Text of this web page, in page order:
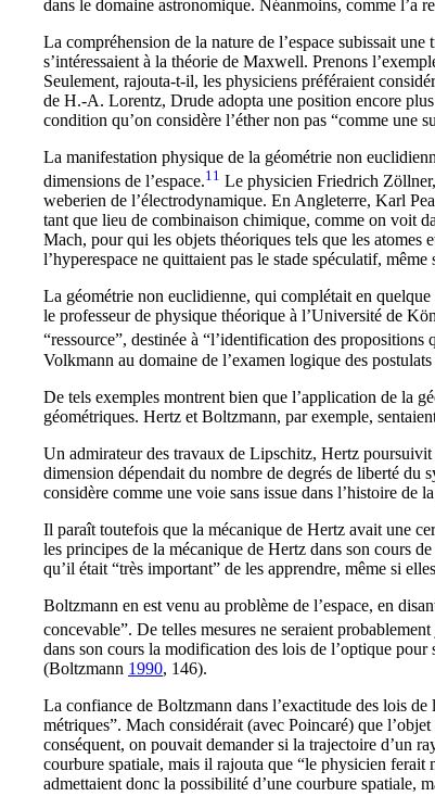
dans le domaine astronomique. Néanmoins, comme l’a
La compréhension de la nature de l’espace subissait
s’intéressaient à la théorie de Maxwell. Prenons
Seulement, rajouta-t-il, les physiciens préféraient
de H.-A. Lorentz, Drude adopta une position encore
condition qu’on considère l’éther non pas “comme une
La manifestation physique de la géométrie non
dimensions de l’espace.11 Le physicien Friedrich
weberien de l’électrodynamique. En Angleterre, Karl
tant que lieu de combinaison chimique, comme on voit
Mach, pour qui les objets théoriques tels que les atomes
l’hyperespace ne quittaient pas le stade spéculatif,
La géométrie non euclidienne, qui complétait en
le professeur de physique théorique à l’Université de
“ressource”, destinée à “l’identification des
Volkmann au domaine de l’examen logique des
De tels exemples montrent bien que l’application de la
géométriques. Hertz et Boltzmann, par exemple,
Un admirateur des travaux de Lipschitz, Hertz
dimension dépendait du nombre de degrés de liberté du
considère comme une voie sans issue dans l’histoire de
Il paraît toutefois que la mécanique de Hertz avait une
les principes de la mécanique de Hertz dans son cours
qu’il était “très important” de les apprendre, même si
Boltzmann en est venu au problème de l’espace, en
concevable”. De telles mesures ne seraient
dans son cours la modification des lois de l’optique
(Boltzmann 1990, 146).
La confiance de Boltzmann dans l’exactitude des lois
métriques”. Mach considérait (avec Poincaré) que
conséquent, on pouvait demander si la trajectoire d’un
courbure spatiale, mais il rajouta que “le physicien ferait
admettaient donc la possibilité d’une courbure spatiale,